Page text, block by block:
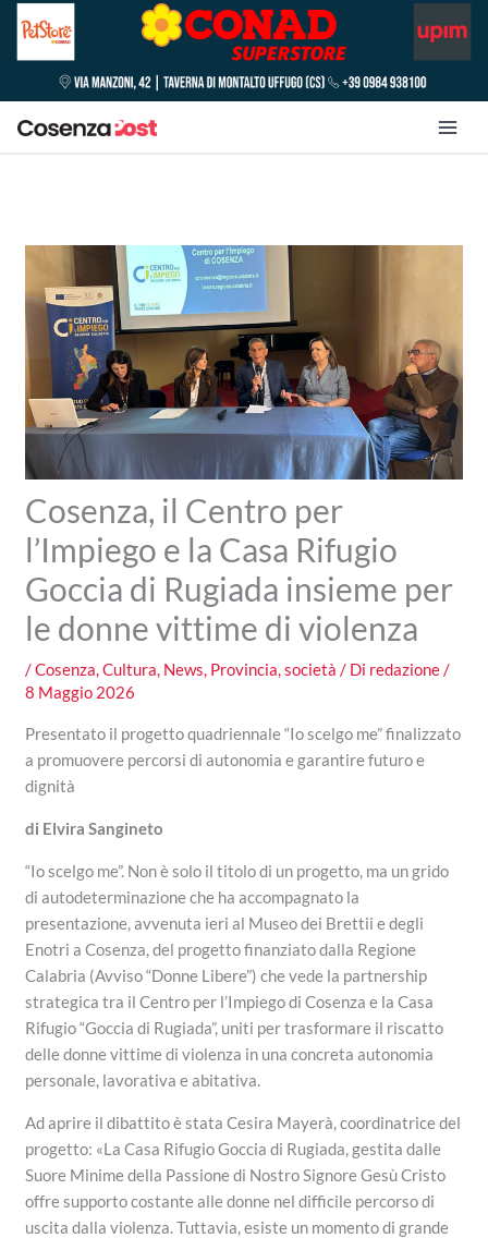
Cosenza, il Centro per
l’Impiego e la Casa Rifugio
Goccia di Rugiada insieme per
le donne vittime di violenza
/Cosenza,Cultura, News, Provincia,società / Di redazione/
8 Maggio 2026
Presentato il progetto quadriennale “Io scelgo me” finalizzato
a promuovere percorsi di autonomia e garantire futuro e
dignità
di Elvira Sangineto
“Io scelgo me”. Non è solo il titolo di un progetto, ma un grido
di autodeterminazione che ha accompagnato la
presentazione, avvenuta ieri al Museo dei Brettii e degli
Enotri a Cosenza, del progetto finanziato dalla Regione
Calabria (Avviso “Donne Libere”) che vede la partnership
strategica tra il Centro per l’Impiego di Cosenza e la Casa
Rifugio “Goccia di Rugiada”, uniti per trasformare il riscatto
delle donne vittime di violenza in una concreta autonomia
personale, lavorativa e abitativa.
Ad aprire il dibattito è stata Cesira Mayerà, coordinatrice del
progetto: «La Casa Rifugio Goccia di Rugiada, gestita dalle
Suore Minime della Passione di Nostro Signore Gesù Cristo
offre supporto costante alle donne nel difficile percorso di
uscita dalla violenza. Tuttavia, esiste un momento di grande